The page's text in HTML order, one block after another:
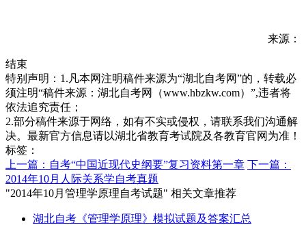
来源：
结束
特别声明：1.凡本网注明稿件来源为“湖北自考网”的，转载必
须注明“稿件来源：湖北自考网（www.hbzkw.com）”,违者将
依法追究责任；
2.部分稿件来源于网络，如有不实或侵权，请联系我们沟通解
决。最新官方信息请以湖北省教育考试院及各教育官网为准！
标签：
上一篇：自考“中国近现代史纲要”复习资料第一章 下一篇：
2014年10月人际关系学自考真题
"2014年10月管理学原理自考试题" 相关文章推荐
湖北自考《管理学原理》模拟试题及答案汇总